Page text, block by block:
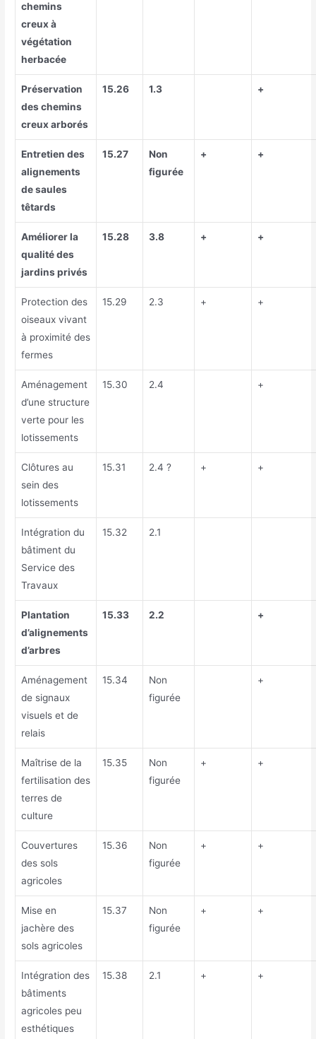
chemins
creux à
végétation
herbacée
Préservation
des chemins
creux arborés
15.26 1.3 +
Entretien des
alignements
de saules
têtards
15.27
Non
figurée
+ +
Améliorer la
qualité des
jardins privés
15.28 3.8 + +
Protection des
oiseaux vivant
à proximité des
fermes
15.29 2.3 + +
Aménagement
d’une structure
verte pour les
lotissements
15.30 2.4 +
Clôtures au
sein des
lotissements
15.31 2.4 ? + +
Intégration du
bâtiment du
Service des
Travaux
15.32 2.1
Plantation
d’alignements
d’arbres
15.33 2.2 +
Aménagement
de signaux
visuels et de
relais
15.34
Non
figurée
+
Maîtrise de la
fertilisation des
terres de
culture
15.35
Non
figurée
+ +
Couvertures
des sols
agricoles
15.36
Non
figurée
+ +
Mise en
jachère des
sols agricoles
15.37
Non
figurée
+ +
Intégration des
bâtiments
agricoles peu
esthétiques
15.38 2.1 + +